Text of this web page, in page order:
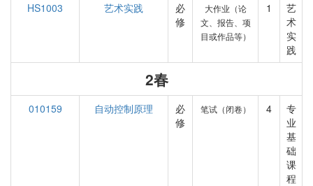
HS1003 艺术实践
必
修
大作业（论
文、报告、项
目或作品等）
1
艺
术
实
践
2春
010159 自动控制原理
必
修
笔试（闭卷） 4
专
业
基
础
课
程